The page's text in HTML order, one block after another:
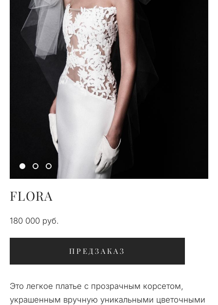
FLORA
180 000 pуб.
ПРЕДЗАКАЗ
Это легкое платье с прозрачным корсетом,
украшенным вручную уникальными цветочными